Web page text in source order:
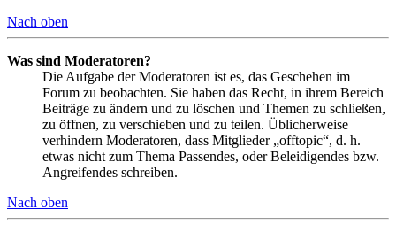
Nach oben
Was sind Moderatoren?
Die Aufgabe der Moderatoren ist es, das Geschehen im
Forum zu beobachten. Sie haben das Recht, in ihrem Bereich
Beiträge zu ändern und zu löschen und Themen zu schließen,
zu öffnen, zu verschieben und zu teilen. Üblicherweise
verhindern Moderatoren, dass Mitglieder „offtopic“, d. h.
etwas nicht zum Thema Passendes, oder Beleidigendes bzw.
Angreifendes schreiben.
Nach oben